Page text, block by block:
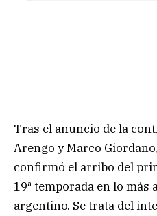
Tras el anuncio de la
Arengo y Marco
confirmó el arribo del
19ª temporada en lo más
argentino. Se trata del